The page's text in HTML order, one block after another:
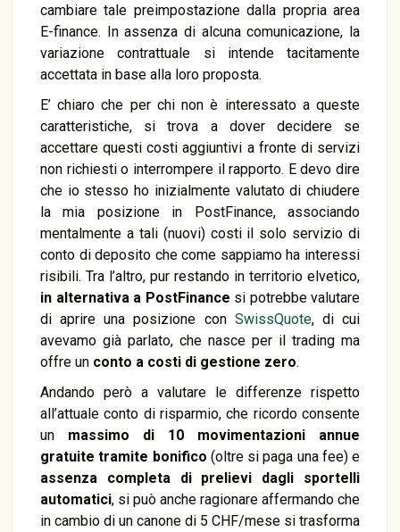
cambiare tale preimpostazione dalla propria area
E-finance. In assenza di alcuna comunicazione, la
variazione contrattuale si intende tacitamente
accettata in base alla loro proposta.
E’ chiaro che per chi non è interessato a queste
caratteristiche, si trova a dover decidere se
accettare questi costi aggiuntivi a fronte di servizi
non richiesti o interrompere il rapporto. E devo dire
che io stesso ho inizialmente valutato di chiudere
la mia posizione in PostFinance, associando
mentalmente a tali (nuovi) costi il solo servizio di
conto di deposito che come sappiamo ha interessi
risibili. Tra l’altro, pur restando in territorio elvetico,
in alternativa a PostFinance si potrebbe valutare
di aprire una posizione con SwissQuote, di cui
avevamo già parlato, che nasce per il trading ma
offre un conto a costi di gestione zero.
Andando però a valutare le differenze rispetto
all’attuale conto di risparmio, che ricordo consente
un massimo di 10 movimentazioni annue
gratuite tramite bonifico (oltre si paga una fee) e
assenza completa di prelievi dagli sportelli
automatici, si può anche ragionare affermando che
in cambio di un canone di 5 CHF/mese si trasforma